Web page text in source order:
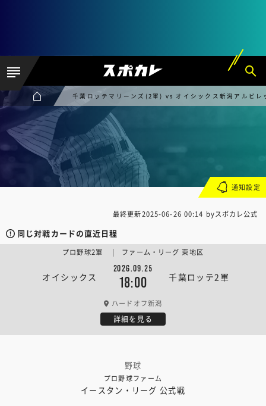
千葉ロッテマリーンズ(2軍) vs オイシックス新潟アルビレ
最終更新2025-06-26 00:14 byスポカレ公式
同じ対戦カードの直近日程
オイシックス
2026.09.25
18:00 千葉ロッテ2軍
プロ野球2軍 | ファーム・リーグ 東地区
ハードオフ新潟
詳細を見る
野球
プロ野球ファーム
イースタン・リーグ 公式戦
通知設定